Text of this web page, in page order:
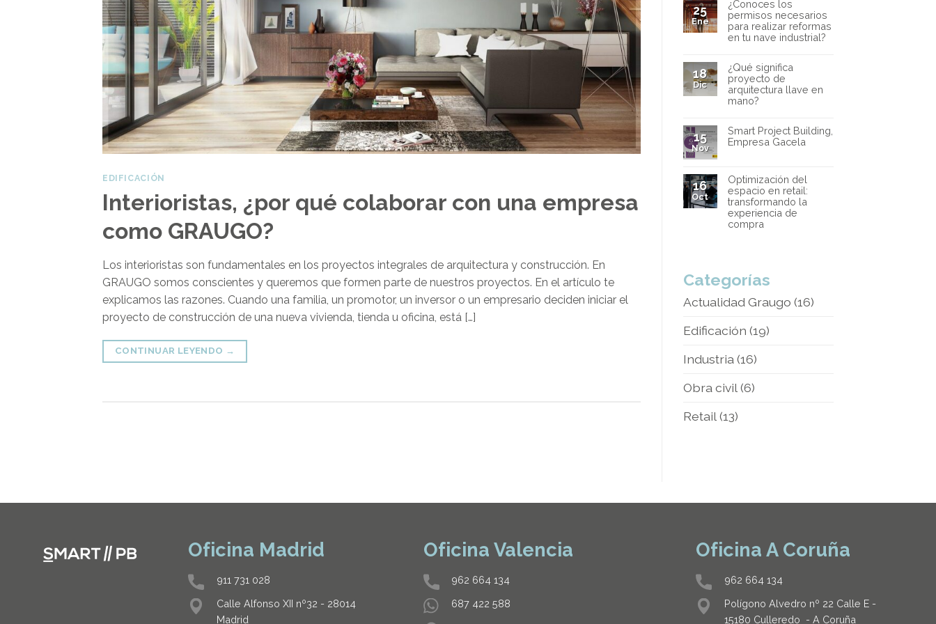
EDIFICACIÓN
Interioristas, ¿por qué colaborar con una empresa
como GRAUGO?
Los interioristas son fundamentales en los proyectos integrales de arquitectura y construcción. En
GRAUGO somos conscientes y queremos que formen parte de nuestros proyectos. En el artículo te
explicamos las razones. Cuando una familia, un promotor, un inversor o un empresario deciden iniciar el
proyecto de construcción de una nueva vivienda, tienda u oficina, está […]
CONTINUAR LEYENDO →
25
Ene
¿Conoces los
permisos necesarios
para realizar reformas
en tu nave industrial?
18
Dic
¿Qué significa
proyecto de
arquitectura llave en
mano?
15
Nov
Smart Project Building,
Empresa Gacela
16
Oct
Optimización del
espacio en retail:
transformando la
experiencia de
compra
Categorías
Actualidad Graugo (16)
Edificación (19)
Industria (16)
Obra civil (6)
Retail (13)
Oficina Madrid
911 731 028
Calle Alfonso XII nº32 - 28014
Madrid
Oficina Valencia
962 664 134
687 422 588
Oficina A Coruña
962 664 134
Polígono Alvedro nº 22 Calle E -
15180 Culleredo - A Coruña